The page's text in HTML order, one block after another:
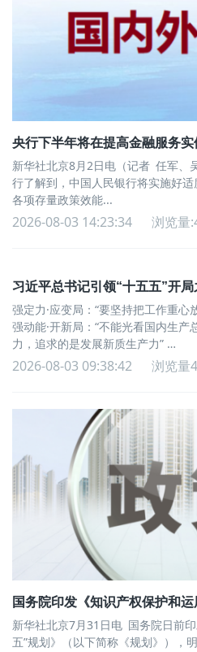
央行下半年将在提高金融服务
新华社北京8月2日电（记者 任军、
行了解到，中国人民银行将实施好
各项存量政策效能...
2026-08-03 14:23:34 浏览量
习近平总书记引领“十五五”开
强定力·应变局：“要坚持把工作重
强动能·开新局：“不能光看国内生
力，追求的是发展新质生产力”
| 强担当·谋实干：“创造经得起实践
2026-08-03 09:38:42 浏览量
国务院印发《知识产权保护和运
新华社北京7月31日电 国务院日前
五”规划》（以下简称《规划》），